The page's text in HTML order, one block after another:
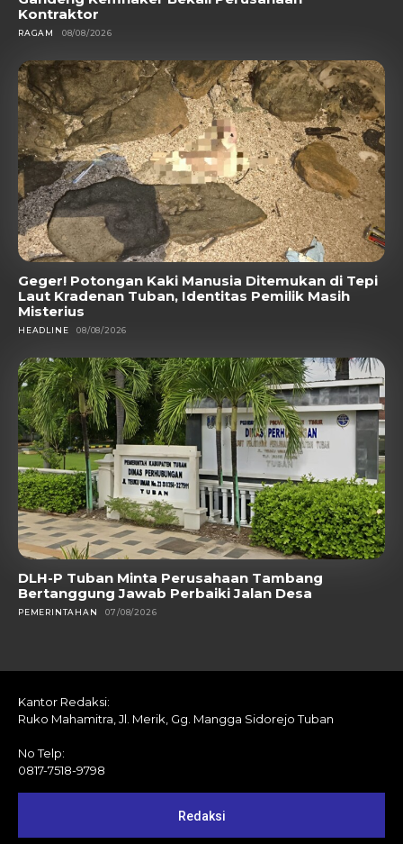
Kontraktor
RAGAM 08/08/2026
Geger! Potongan Kaki Manusia Ditemukan di Tepi
Laut Kradenan Tuban, Identitas Pemilik Masih
Misterius
HEADLINE 08/08/2026
DLH-P Tuban Minta Perusahaan Tambang
Bertanggung Jawab Perbaiki Jalan Desa
PEMERINTAHAN 07/08/2026
Kantor Redaksi:
Ruko Mahamitra, Jl. Merik, Gg. Mangga Sidorejo Tuban
No Telp:
0817-7518-9798
Redaksi